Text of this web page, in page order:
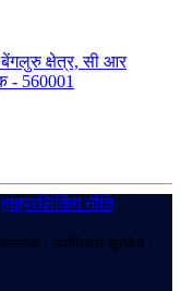
क्षेत्र, सी आर
- 560001
हाइपरलिंकिंग नीति|
सर्वाधिकार सुरक्षित।